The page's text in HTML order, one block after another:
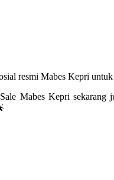
resmi Mabes Kepri
Mabes Kepri sekarang